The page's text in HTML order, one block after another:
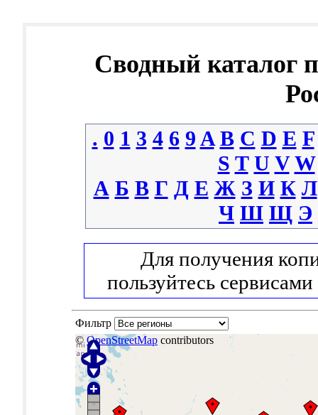
Сводный каталог
. 0 1 3 4 6 9 A B C D E F
S T U V W
А Б В Г Д Е Ж З И К Л
Ч Ш Щ Э
Для получения
пользуйтесь сервисами
Фильтр
©OpenStreetMap contributors